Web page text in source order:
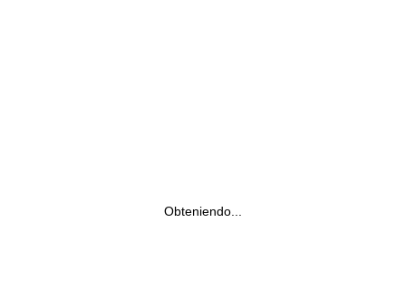
Obteniendo...